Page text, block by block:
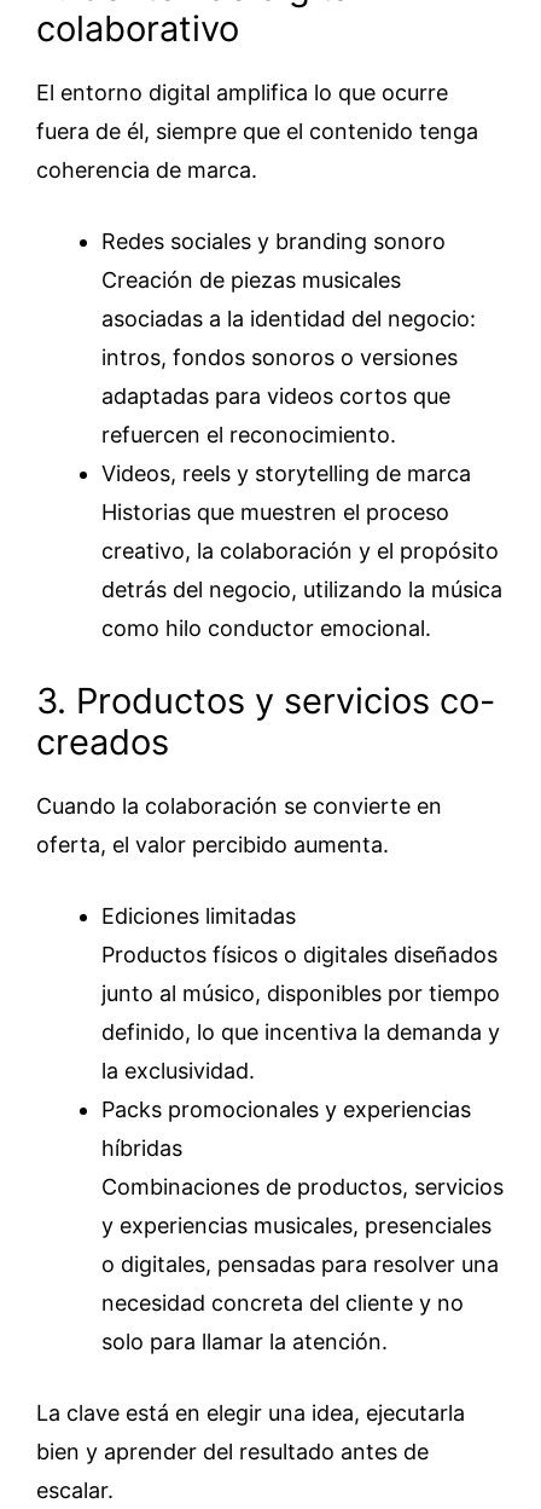
colaborativo
El entorno digital amplifica lo que ocurre
fuera de él, siempre que el contenido tenga
coherencia de marca.
Redes sociales y branding sonoro
Creación de piezas musicales
asociadas a la identidad del negocio:
intros, fondos sonoros o versiones
adaptadas para videos cortos que
refuercen el reconocimiento.
Videos, reels y storytelling de marca
Historias que muestren el proceso
creativo, la colaboración y el propósito
detrás del negocio, utilizando la música
como hilo conductor emocional.
3. Productos y servicios co-
creados
Cuando la colaboración se convierte en
oferta, el valor percibido aumenta.
Ediciones limitadas
Productos físicos o digitales diseñados
junto al músico, disponibles por tiempo
definido, lo que incentiva la demanda y
la exclusividad.
Packs promocionales y experiencias
híbridas
Combinaciones de productos, servicios
y experiencias musicales, presenciales
o digitales, pensadas para resolver una
necesidad concreta del cliente y no
solo para llamar la atención.
La clave está en elegir una idea, ejecutarla
bien y aprender del resultado antes de
escalar.